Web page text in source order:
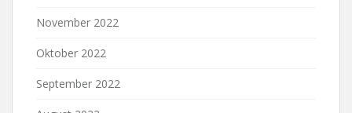
November 2022
Oktober 2022
September 2022